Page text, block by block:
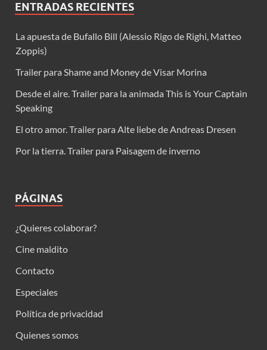
ENTRADAS RECIENTES
La apuesta de Bufallo Bill (Alessio Rigo de Righi, Matteo
Zoppis)
Trailer para Shame and Money de Visar Morina
Desde el aire. Trailer para la animada This is Your Captain
Speaking
El otro amor. Trailer para Alte liebe de Andreas Dresen
Por la tierra. Trailer para Paisagem de inverno
PÁGINAS
¿Quieres colaborar?
Cine maldito
Contacto
Especiales
Política de privacidad
Quienes somos